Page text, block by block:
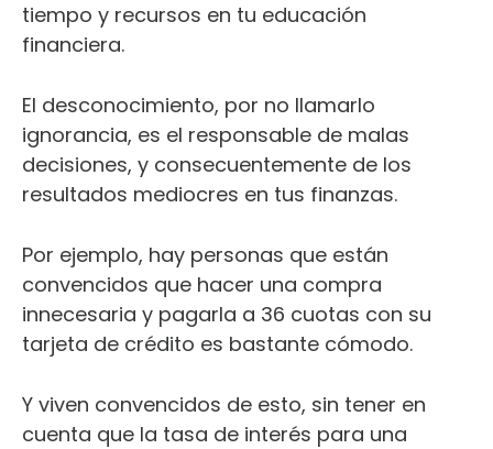
tiempo y recursos en tu educación
financiera.
El desconocimiento, por no llamarlo
ignorancia, es el responsable de malas
decisiones, y consecuentemente de los
resultados mediocres en tus finanzas.
Por ejemplo, hay personas que están
convencidos que hacer una compra
innecesaria y pagarla a 36 cuotas con su
tarjeta de crédito es bastante cómodo.
Y viven convencidos de esto, sin tener en
cuenta que la tasa de interés para una